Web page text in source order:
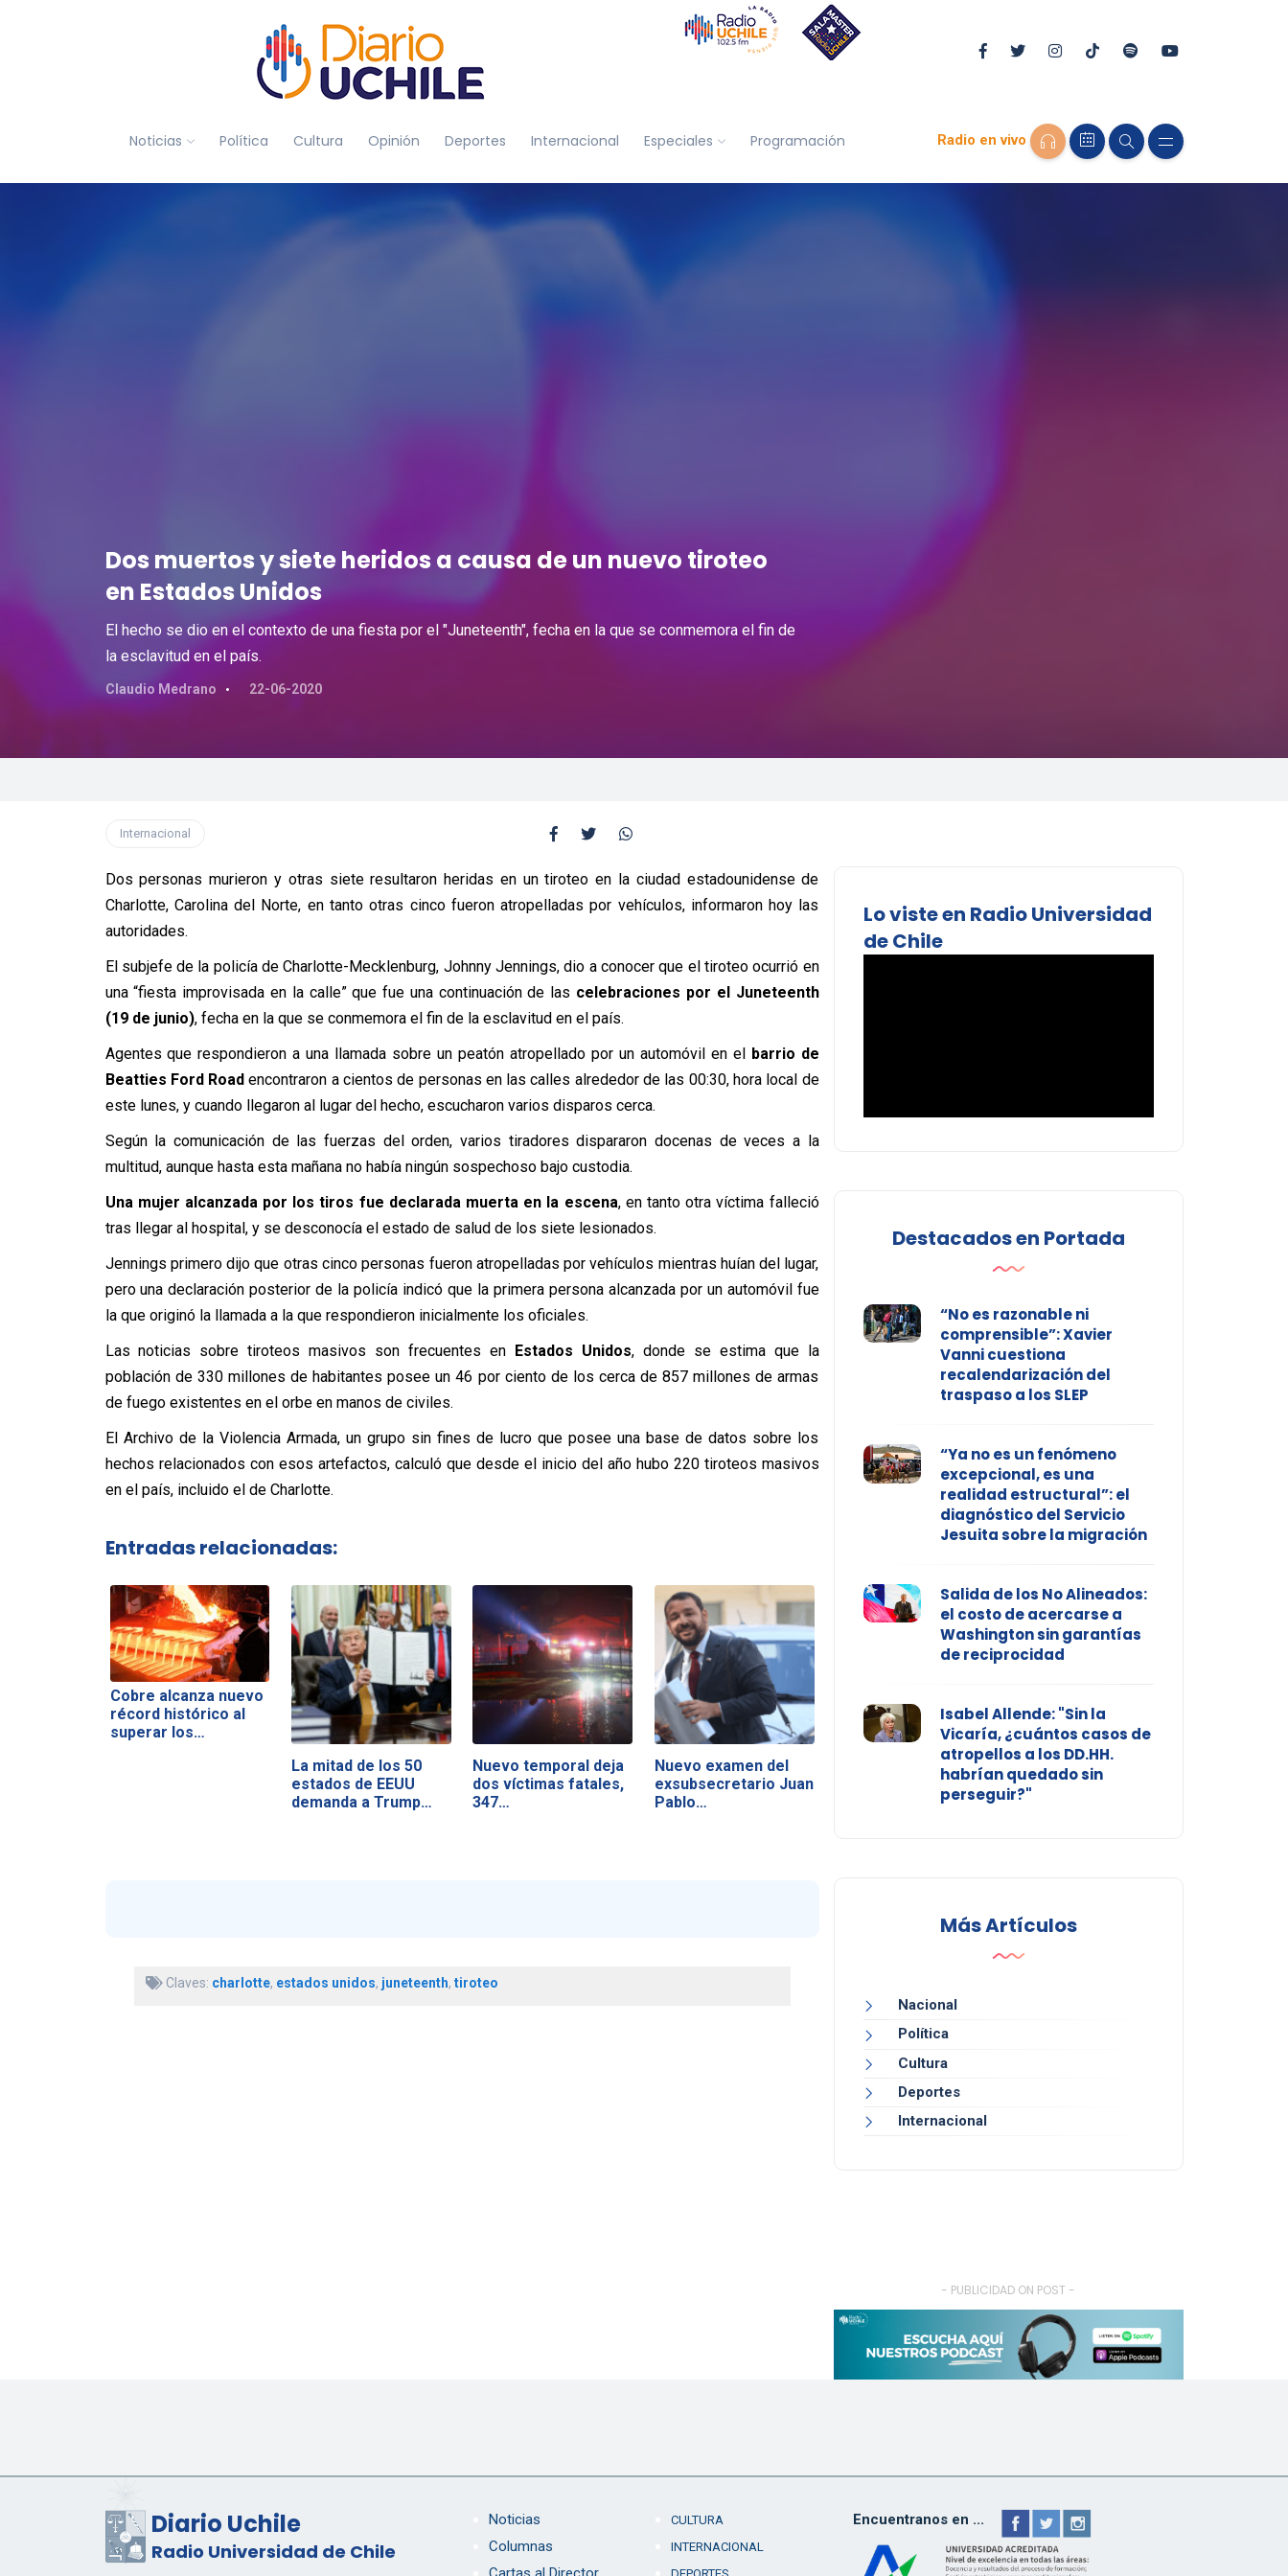
Noticias Política Cultura Opinión Deportes Internacional Especiales Programación Radio en vivo
Dos muertos y siete heridos a causa de un nuevo tiroteo
en Estados Unidos
El hecho se dio en el contexto de una fiesta por el "Juneteenth", fecha en la que se conmemora el fin de
la esclavitud en el país.
Claudio Medrano 22-06-2020
Internacional
Dos personas murieron y otras siete resultaron heridas en un tiroteo en la ciudad estadounidense de
Charlotte, Carolina del Norte, en tanto otras cinco fueron atropelladas por vehículos, informaron hoy las
autoridades.
El subjefe de la policía de Charlotte-Mecklenburg, Johnny Jennings, dio a conocer que el tiroteo ocurrió en
una “fiesta improvisada en la calle” que fue una continuación de las celebraciones por el Juneteenth
(19 de junio), fecha en la que se conmemora el fin de la esclavitud en el país.
Agentes que respondieron a una llamada sobre un peatón atropellado por un automóvil en el barrio de
Beatties Ford Road encontraron a cientos de personas en las calles alrededor de las 00:30, hora local de
este lunes, y cuando llegaron al lugar del hecho, escucharon varios disparos cerca.
Según la comunicación de las fuerzas del orden, varios tiradores dispararon docenas de veces a la
multitud, aunque hasta esta mañana no había ningún sospechoso bajo custodia.
Una mujer alcanzada por los tiros fue declarada muerta en la escena, en tanto otra víctima falleció
tras llegar al hospital, y se desconocía el estado de salud de los siete lesionados.
Jennings primero dijo que otras cinco personas fueron atropelladas por vehículos mientras huían del lugar,
pero una declaración posterior de la policía indicó que la primera persona alcanzada por un automóvil fue
la que originó la llamada a la que respondieron inicialmente los oficiales.
Las noticias sobre tiroteos masivos son frecuentes en Estados Unidos, donde se estima que la
población de 330 millones de habitantes posee un 46 por ciento de los cerca de 857 millones de armas
de fuego existentes en el orbe en manos de civiles.
El Archivo de la Violencia Armada, un grupo sin fines de lucro que posee una base de datos sobre los
hechos relacionados con esos artefactos, calculó que desde el inicio del año hubo 220 tiroteos masivos
en el país, incluido el de Charlotte.
Entradas relacionadas:
Cobre alcanza nuevo
récord histórico al
superar los…
La mitad de los 50
estados de EEUU
demanda a Trump…
Nuevo temporal deja
dos víctimas fatales,
347…
Nuevo examen del
exsubsecretario Juan
Pablo…
Claves: charlotte, estados unidos, juneteenth, tiroteo
Lo viste en Radio Universidad
de Chile
Destacados en Portada
“No es razonable ni
comprensible”: Xavier
Vanni cuestiona
recalendarización del
traspaso a los SLEP
“Ya no es un fenómeno
excepcional, es una
realidad estructural”: el
diagnóstico del Servicio
Jesuita sobre la migración
Salida de los No Alineados:
el costo de acercarse a
Washington sin garantías
de reciprocidad
Isabel Allende: "Sin la
Vicaría, ¿cuántos casos de
atropellos a los DD.HH.
habrían quedado sin
perseguir?"
Más Artículos
Nacional
Política
Cultura
Deportes
Internacional
- PUBLICIDAD ON POST -
Diario Uchile
Radio Universidad de Chile
Noticias
Columnas
CULTURA
INTERNACIONAL
Encuentranos en ...